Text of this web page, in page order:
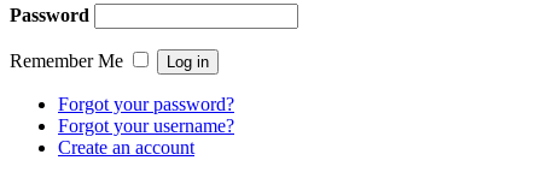
Password
Remember Me
Forgot your password?
Forgot your username?
Create an account